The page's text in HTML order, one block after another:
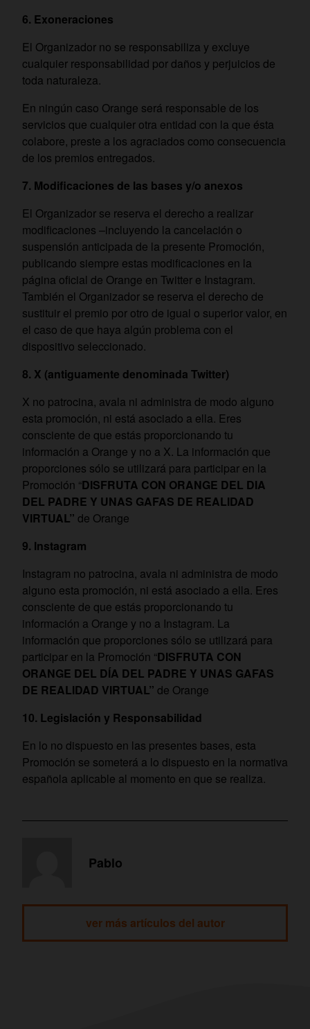
6. Exoneraciones
El Organizador no se responsabiliza y excluye
cualquier responsabilidad por daños y perjuicios de
toda naturaleza.
En ningún caso Orange será responsable de los
servicios que cualquier otra entidad con la que ésta
colabore, preste a los agraciados como consecuencia
de los premios entregados.
7. Modificaciones de las bases y/o anexos
El Organizador se reserva el derecho a realizar
modificaciones –incluyendo la cancelación o
suspensión anticipada de la presente Promoción,
publicando siempre estas modificaciones en la
página oficial de Orange en Twitter e Instagram.
También el Organizador se reserva el derecho de
sustituir el premio por otro de igual o superior valor, en
el caso de que haya algún problema con el
dispositivo seleccionado.
8. X (antiguamente denominada Twitter)
X no patrocina, avala ni administra de modo alguno
esta promoción, ni está asociado a ella. Eres
consciente de que estás proporcionando tu
información a Orange y no a X. La información que
proporciones sólo se utilizará para participar en la
Promoción “DISFRUTA CON ORANGE DEL DIA
DEL PADRE Y UNAS GAFAS DE REALIDAD
VIRTUAL” de Orange
9. Instagram
Instagram no patrocina, avala ni administra de modo
alguno esta promoción, ni está asociado a ella. Eres
consciente de que estás proporcionando tu
información a Orange y no a Instagram. La
información que proporciones sólo se utilizará para
participar en la Promoción “DISFRUTA CON
ORANGE DEL DÍA DEL PADRE Y UNAS GAFAS
DE REALIDAD VIRTUAL” de Orange
10. Legislación y Responsabilidad
En lo no dispuesto en las presentes bases, esta
Promoción se someterá a lo dispuesto en la normativa
española aplicable al momento en que se realiza.
Pablo
ver más artículos del autor